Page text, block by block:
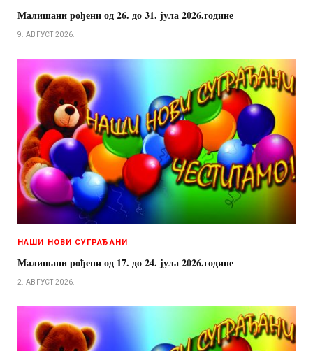
Малишани рођени од 26. до 31. јула 2026.године
9. АВГУСТ 2026.
НАШИ НОВИ СУГРАЂАНИ
Малишани рођени од 17. до 24. јула 2026.године
2. АВГУСТ 2026.